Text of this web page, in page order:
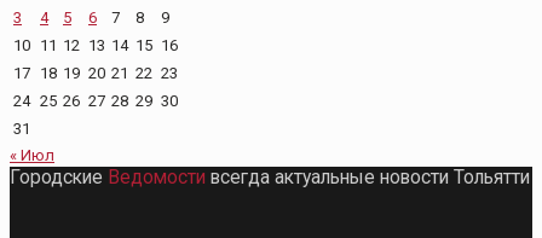
3
4 5 6 7 8
9
10 11 12 13 14 15 16
17 18 19 20 21 22 23
24 25 26 27 28 29 30
31
« Июл
Городские Ведомости всегда актуальные новости Тольятти